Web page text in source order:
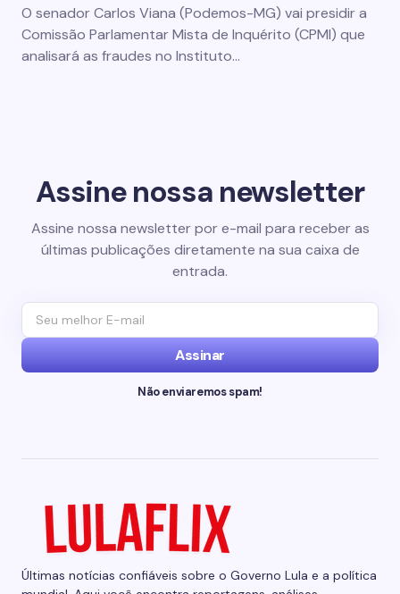
O senador Carlos Viana (Podemos-MG) vai presidir a
Comissão Parlamentar Mista de Inquérito (CPMI) que
analisará as fraudes no Instituto…
Assine nossa newsletter
Assine nossa newsletter por e-mail para receber as
últimas publicações diretamente na sua caixa de
entrada.
Assinar
Não enviaremos spam!
Últimas notícias confiáveis sobre o Governo Lula e a política